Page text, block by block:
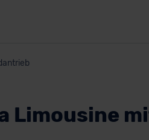
Limousine